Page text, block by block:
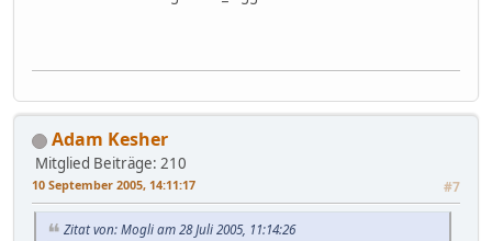
Adam Kesher
Mitglied Beiträge: 210
10 September 2005, 14:11:17 #7
Zitat von: Mogli am 28 Juli 2005, 11:14:26